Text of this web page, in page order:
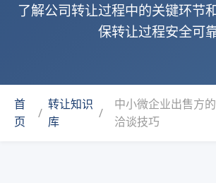
了解公司转让过程中的关键环节
保转让过程安全可
首
页
/
转让知识
库
/
中小微企业出售方
洽谈技巧